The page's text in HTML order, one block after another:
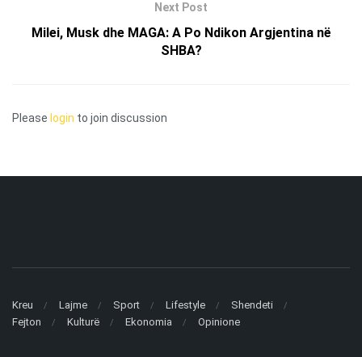
Next Post
Milei, Musk dhe MAGA: A Po Ndikon Argjentina në
SHBA?
Please login to join discussion
Kreu Lajme Sport Lifestyle
Shendeti
Fejton
Kulturë Ekonomia Opinione